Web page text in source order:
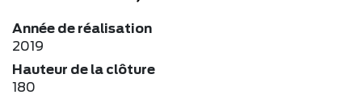
Année de réalisation
2019
Hauteur de la clôture
180